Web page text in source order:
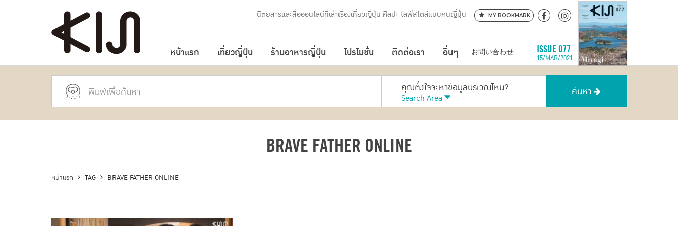
นิตยสารและสื่อออนไลน์ที่เล่าเรื่องเที่ยวญี่ปุ่น ศิลปะ ไลฟ์สไตล์แบบคนญี่ปุ่น MY BOOKMARK
หน้าแรก เที่ยวญี่ปุ่น ร้านอาหารญี่ปุ่น โปรโมชั่น ติดต่อเรา อื่นๆ お問い合わせ
ISSUE 077
15/MAR/2021
คุณตั้งใจจะหาข้อมูลบริเวณไหน?
Search Area
ค้นหา
BRAVE FATHER ONLINE
หน้าแรก TAG BRAVE FATHER ONLINE